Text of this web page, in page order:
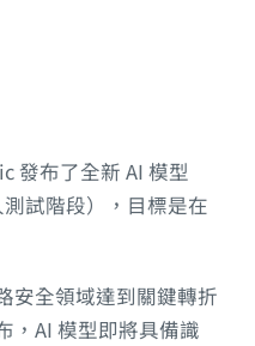
發布了全新 AI 模型
試階段），目標是在
安全領域達到關鍵轉折
，AI 模型即將具備識